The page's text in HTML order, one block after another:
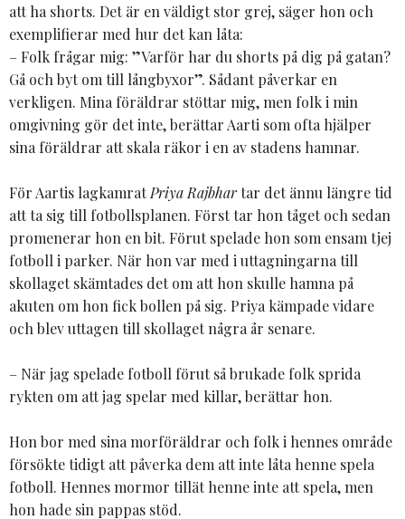
att ha shorts. Det är en väldigt stor grej, säger hon och
exemplifierar med hur det kan låta:
– Folk frågar mig: ”Varför har du shorts på dig på gatan?
Gå och byt om till långbyxor”. Sådant påverkar en
verkligen. Mina föräldrar stöttar mig, men folk i min
omgivning gör det inte, berättar Aarti som ofta hjälper
sina föräldrar att skala räkor i en av stadens hamnar.
För Aartis lagkamratPriya Rajbhartar det ännu längre tid
att ta sig till fotbollsplanen. Först tar hon tåget och sedan
promenerar hon en bit. Förut spelade hon som ensam tjej
fotboll i parker. När hon var med i uttagningarna till
skollaget skämtades det om att hon skulle hamna på
akuten om hon fick bollen på sig. Priya kämpade vidare
och blev uttagen till skollaget några år senare.
– När jag spelade fotboll förut så brukade folk sprida
rykten om att jag spelar med killar, berättar hon.
Hon bor med sina morföräldrar och folk i hennes område
försökte tidigt att påverka dem att inte låta henne spela
fotboll. Hennes mormor tillät henne inte att spela, men
hon hade sin pappas stöd.